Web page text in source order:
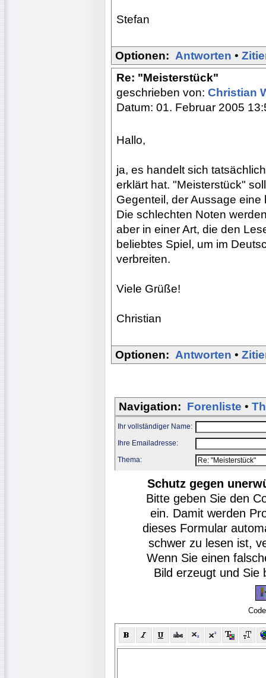
Stefan
Optionen: Antworten •
Re: "Meisterstück"
geschrieben von: Christian
Datum: 01. Februar 2005
Hallo,
ja, es handelt sich
erklärt hat. "Meisterstück"
Gegenteil, der Aussage
Die schlechten Noten
aber in einer Art, die den
beliebtes Spiel, um im
verbreiten.
Viele Grüße!
Christian
Optionen: Antworten •
Navigation: Forenliste •
Ihr vollständiger Name:
Ihre Emailadresse:
Thema:
Schutz gegen
Bitte geben Sie den
ein. Damit werden
dieses Formular
schwer zu lesen ist,
Wenn Sie einen
Bild erzeugt und Sie